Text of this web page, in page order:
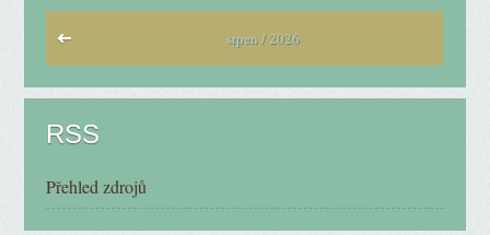
srpen / 2026
RSS
Přehled zdrojů